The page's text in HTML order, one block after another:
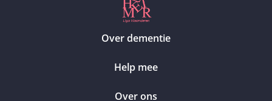
Over dementie
Help mee
Over ons